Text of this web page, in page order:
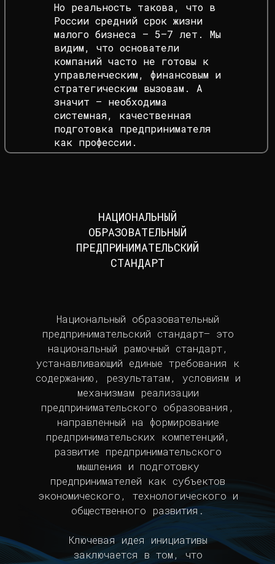
Но реальность такова, что в
России средний срок жизни
малого бизнеса — 5–7 лет. Мы
видим, что основатели
компаний часто не готовы к
управленческим, финансовым и
стратегическим вызовам. А
значит — необходима
системная, качественная
подготовка предпринимателя
как профессии.
НАЦИОНАЛЬНЫЙ
ОБРАЗОВАТЕЛЬНЫЙ
ПРЕДПРИНИМАТЕЛЬСКИЙ
СТАНДАРТ
Национальный образовательный
предпринимательский стандарт— это
национальный рамочный стандарт,
устанавливающий единые требования к
содержанию, результатам, условиям и
механизмам реализации
предпринимательского образования,
направленный на формирование
предпринимательских компетенций,
развитие предпринимательского
мышления и подготовку
предпринимателей как субъектов
экономического, технологического и
общественного развития.
Ключевая идея инициативы
заключается в том, что